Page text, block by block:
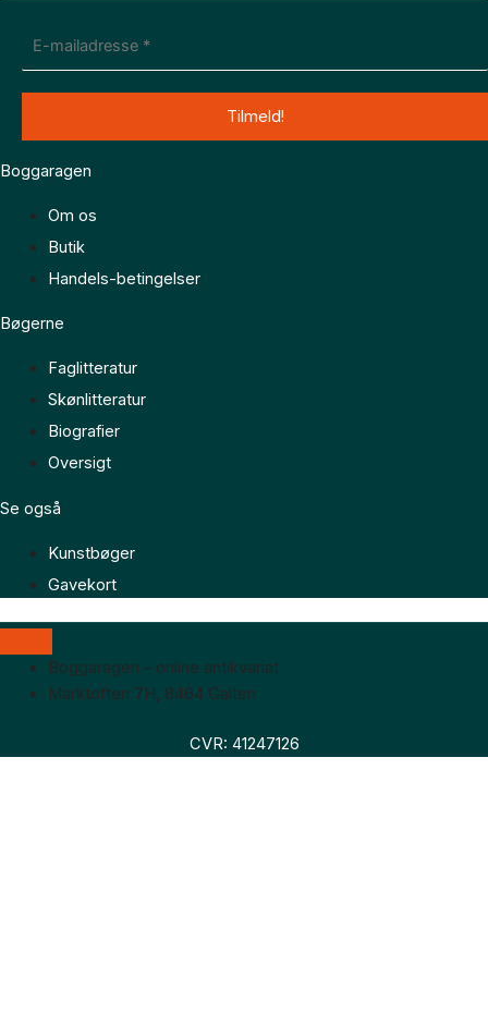
Boggaragen
Om os
Butik
Handels-betingelser
Bøgerne
Faglitteratur
Skønlitteratur
Biografier
Oversigt
Se også
Kunstbøger
Gavekort
Boggaragen – online antikvariat
Marktoften 7H, 8464 Galten
CVR: 41247126